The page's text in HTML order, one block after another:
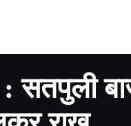
सतपुली